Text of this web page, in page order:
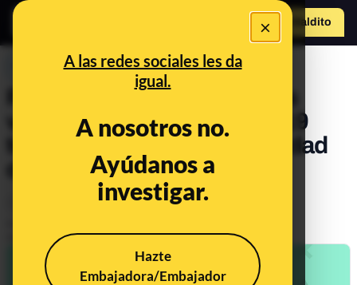
×
A las redes sociales les da
igual.
A nosotros no.
Ayúdanos a
investigar.
Hazte
Embajadora/Embajador
Hazte Maldito
PREBUNKING
Por qué no es cierto que las
vacunas contra la COVID-19
tengan una tasa de mortalidad
del 33% *
Actualizado elMay 27, 2021, 5:55:00 PM